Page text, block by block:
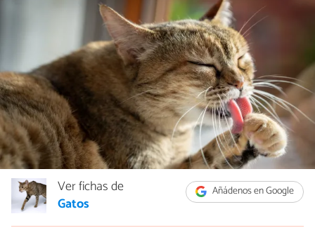
Añádenos en Google
Ver fichas de
Gatos